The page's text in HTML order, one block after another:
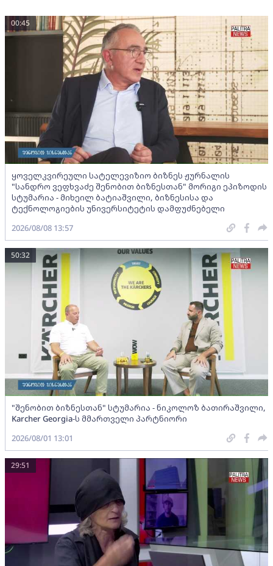
ყოველკვირეული სატელევიზიო ბიზნეს ჟურნალის
"სანდრო ვეფხვაძე შენობით ბიზნესთან" მორიგი ეპიზოდის
სტუმარია - მიხეილ ბატიაშვილი, ბიზნესისა და
ტექნოლოგიების უნივერსიტეტის დამფუძნებელი
00:45
2026/08/08 13:57
"შენობით ბიზნესთან" სტუმარია - ნიკოლოზ ბათირაშვილი,
Karcher Georgia-ს მმართველი პარტნიორი
50:32
2026/08/01 13:01
29:51